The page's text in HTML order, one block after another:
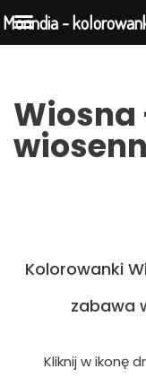
do
treści
Kolorowanki
zabawa
Kliknij w ikonę
Morindia -